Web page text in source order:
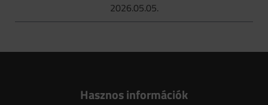
2026.05.05.
Hasznos információk